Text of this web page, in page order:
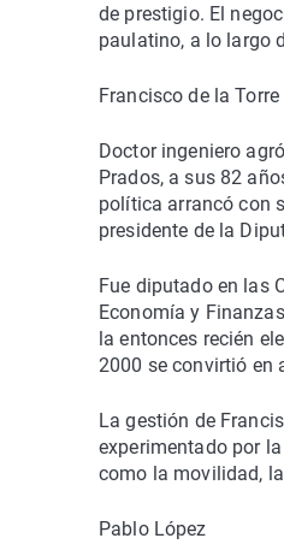
de prestigio. El
paulatino, a lo largo
Francisco de la
Doctor ingeniero
Prados, a sus 82
política arrancó con
presidente de la
Fue diputado en las
Economía y
la entonces recién
2000 se convirtió en
La gestión de
experimentado por
como la movilidad,
Pablo López